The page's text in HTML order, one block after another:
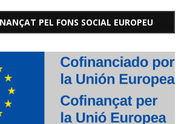
PEL FONS SOCIAL EUROPEU